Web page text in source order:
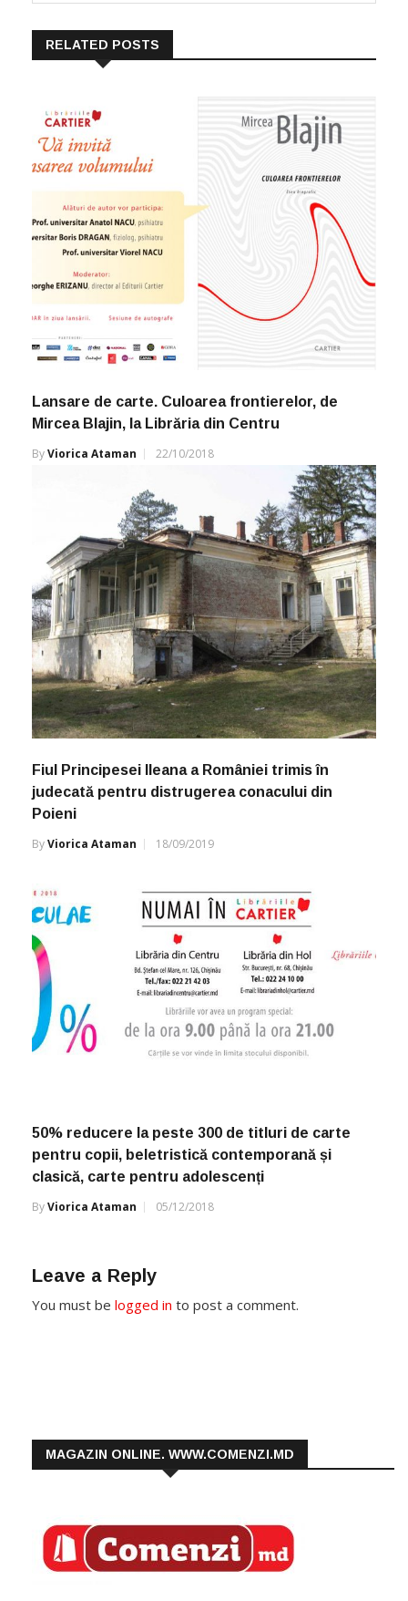
RELATED POSTS
Lansare de carte. Culoarea frontierelor, de
Mircea Blajin, la Librăria din Centru
ByViorica Ataman 22/10/2018
Fiul Principesei Ileana a României trimis în
judecată pentru distrugerea conacului din
Poieni
ByViorica Ataman 18/09/2019
50% reducere la peste 300 de titluri de carte
pentru copii, beletristică contemporană și
clasică, carte pentru adolescenți
ByViorica Ataman 05/12/2018
Leave a Reply
You must be logged in to post a comment.
MAGAZIN ONLINE. WWW.COMENZI.MD